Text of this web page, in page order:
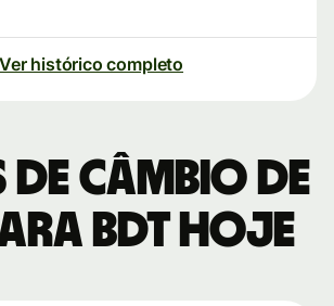
Ver histórico completo
de câmbio de
BDT hoje